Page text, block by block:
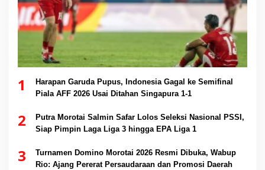
1
Harapan Garuda Pupus, Indonesia Gagal ke Semifinal
Piala AFF 2026 Usai Ditahan Singapura 1-1
2
Putra Morotai Salmin Safar Lolos Seleksi Nasional PSSI,
Siap Pimpin Laga Liga 3 hingga EPA Liga 1
3
Turnamen Domino Morotai 2026 Resmi Dibuka, Wabup
Rio: Ajang Pererat Persaudaraan dan Promosi Daerah